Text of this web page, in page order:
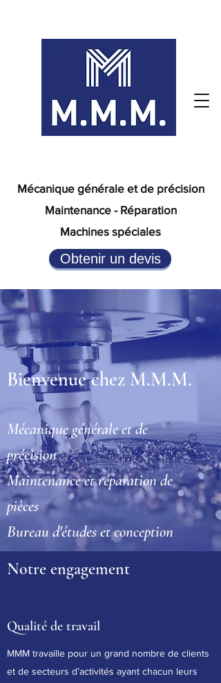
Obtenir un devis
Mécanique générale et de précision
Maintenance - Réparation
Machines spéciales
Bienvenue chez M.M.M.
Mécanique générale et de
précision
Maintenance et réparation de
pièces
Bureau d'études et conception
Notre engagement
Qualité de travail
MMM travaille pour un grand nombre de clients
et de secteurs d’activités ayant chacun leurs